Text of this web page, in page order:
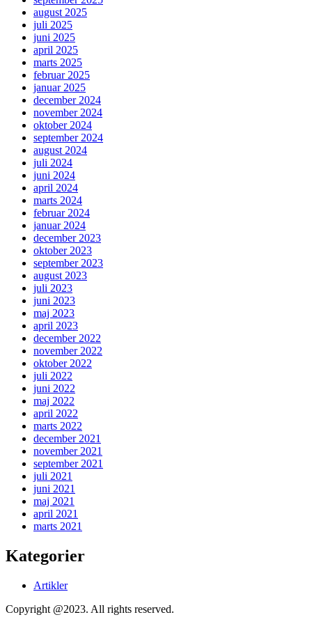
august 2025
juli 2025
juni 2025
april 2025
marts 2025
februar 2025
januar 2025
december 2024
november 2024
oktober 2024
september 2024
august 2024
juli 2024
juni 2024
april 2024
marts 2024
februar 2024
januar 2024
december 2023
oktober 2023
september 2023
august 2023
juli 2023
juni 2023
maj 2023
april 2023
december 2022
november 2022
oktober 2022
juli 2022
juni 2022
maj 2022
april 2022
marts 2022
december 2021
november 2021
september 2021
juli 2021
juni 2021
maj 2021
april 2021
marts 2021
Kategorier
Artikler
Copyright @2023. All rights reserved.